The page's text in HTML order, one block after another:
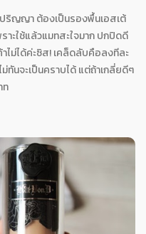
ริญญา ต้องเป็นรองพื้นเอสเต้
าะใช้แล้วแมทสะใจมาก ปกปิดดี
ไม่ได้ค่ะซิส! เคล็ดลับคือลงทีละ
ทันจะเป็นคราบได้ แต่ถ้าเกลี่ยดีๆ
ท